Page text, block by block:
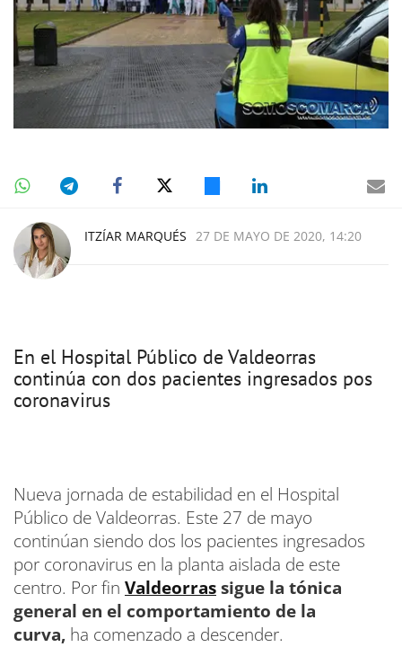
ITZÍAR MARQUÉS 27 DE MAYO DE 2020, 14:20
En el Hospital Público de Valdeorras
continúa con dos pacientes ingresados pos
coronavirus
Nueva jornada de estabilidad en el Hospital
Público de Valdeorras. Este 27 de mayo
continúan siendo dos los pacientes ingresados
por coronavirus en la planta aislada de este
centro. Por fin Valdeorrassigue la tónica
general en el comportamiento de la
curva, ha comenzado a descender.